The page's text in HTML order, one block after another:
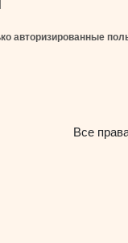
авторизированные
Все